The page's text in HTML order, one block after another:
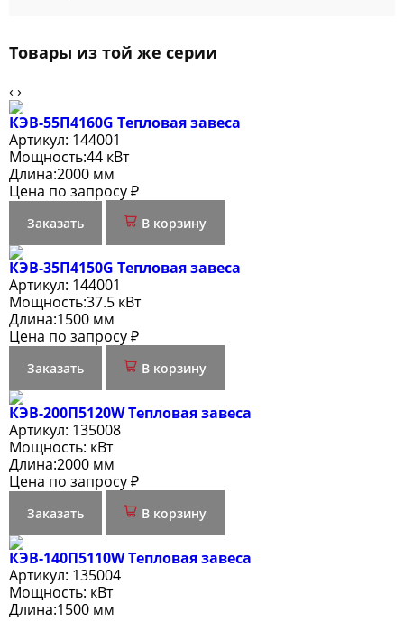
Товары из той же серии
‹ ›
КЭВ-55П4160G Тепловая завеса
Артикул: 144001
Мощность:44 кВт
Длина:2000 мм
Цена по запросу ₽
Заказать В корзину
КЭВ-35П4150G Тепловая завеса
Артикул: 144001
Мощность:37.5 кВт
Длина:1500 мм
Цена по запросу ₽
Заказать В корзину
КЭВ-200П5120W Тепловая завеса
Артикул: 135008
Мощность: кВт
Длина:2000 мм
Цена по запросу ₽
Заказать В корзину
КЭВ-140П5110W Тепловая завеса
Артикул: 135004
Мощность: кВт
Длина:1500 мм